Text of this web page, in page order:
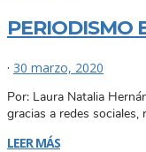
PERIODISMO
· 30 marzo, 2020
Por: Laura Natalia
gracias a redes
LEER MÁS